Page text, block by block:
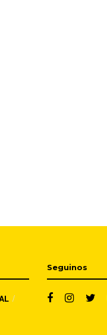
Seguinos